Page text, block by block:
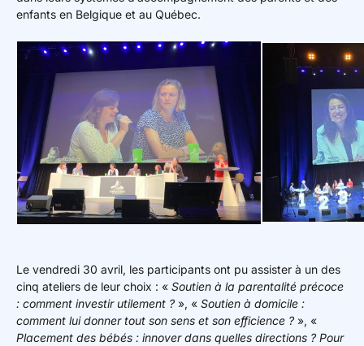
enfants en Belgique et au Québec.
Le vendredi 30 avril, les participants ont pu assister à un des
cinq ateliers de leur choix : « Soutien à la parentalité précoce
: comment investir utilement ? », « Soutien à domicile :
comment lui donner tout son sens et son efficience ? », «
Placement des bébés : innover dans quelles directions ? Pour